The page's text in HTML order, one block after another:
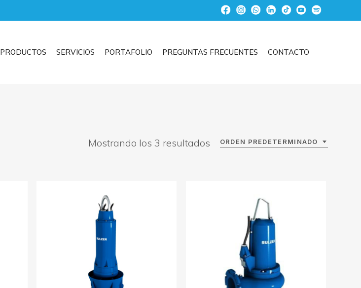
PRODUCTOS SERVICIOS PORTAFOLIO PREGUNTAS FRECUENTES CONTACTO
ORDEN PREDETERMINADO
Mostrando los 3 resultados